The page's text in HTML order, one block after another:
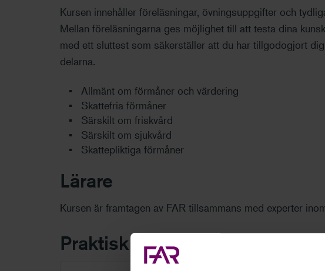
Kursen innehåller föreläsningar, övningsuppgifter och
Mellan föreläsningarna ges möjlighet till att testa dina
med ett sluttest som säkerställer att du har tillgodogjort
delarna.
Allmänt om förmåner och värdering
Skattefria förmåner
Särskilt om friskvård
Särskilt om sjukvård
Skattepliktiga förmåner
Lärare
Kursen är framtagen av FAR tillsammans med experter
Praktisk information